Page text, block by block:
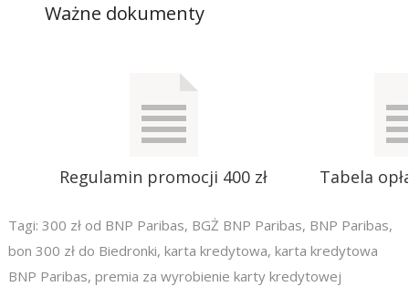
Ważne dokumenty
Regulamin promocji 400 zł Tabela
Tagi: 300 zł od BNP Paribas, BGŻ BNP Paribas, BNP Paribas,
bon 300 zł do Biedronki, karta kredytowa, karta kredytowa
BNP Paribas, premia za wyrobienie karty kredytowej